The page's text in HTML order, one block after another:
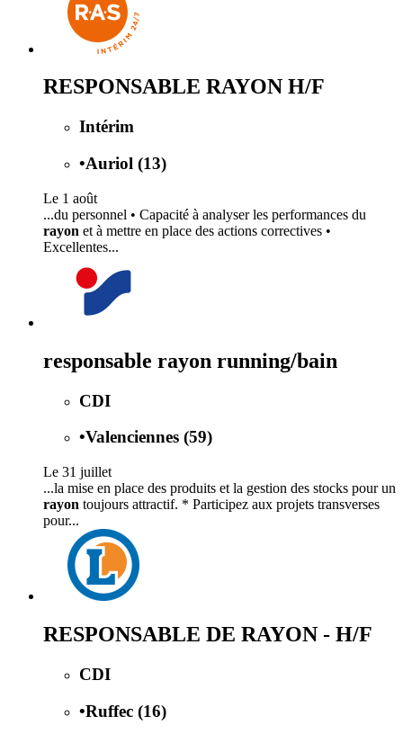
RESPONSABLE RAYON H/F
Intérim
•Auriol (13)
Le 1 août
...du personnel • Capacité à analyser les performances du
rayon et à mettre en place des actions correctives •
Excellentes...
responsable rayon running/bain
CDI
•Valenciennes (59)
Le 31 juillet
...la mise en place des produits et la gestion des stocks pour un
rayon toujours attractif. * Participez aux projets transverses
pour...
RESPONSABLE DE RAYON - H/F
CDI
•Ruffec (16)